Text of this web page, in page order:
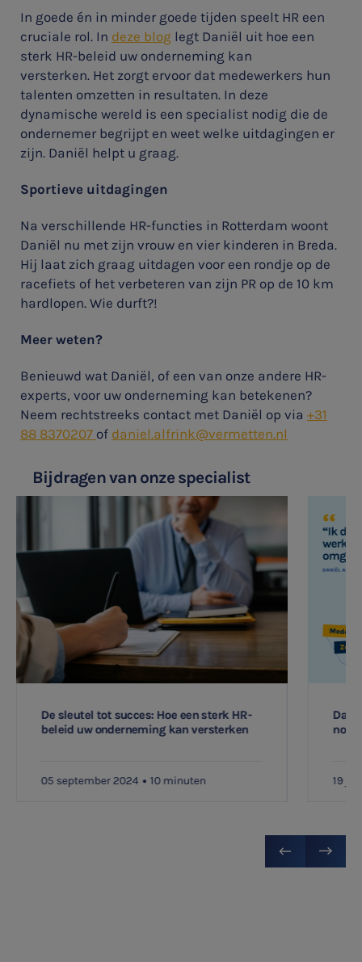
Stages
Accountancy
HR & Salaris
Audit
In goede én in minder goede tijden speelt HR een
cruciale rol. In deze blog legt Daniël uit hoe een
sterk HR-beleid uw onderneming kan
versterken. Het zorgt ervoor dat medewerkers hun
talenten omzetten in resultaten. In deze
dynamische wereld is een specialist nodig die de
ondernemer begrijpt en weet welke uitdagingen er
zijn. Daniël helpt u graag.
Sportieve uitdagingen
Na verschillende HR-functies in Rotterdam woont
Daniël nu met zijn vrouw en vier kinderen in Breda.
Hij laat zich graag uitdagen voor een rondje op de
racefiets of het verbeteren van zijn PR op de 10 km
hardlopen. Wie durft?!
Meer weten?
Benieuwd wat Daniël, of een van onze andere HR-
experts, voor uw onderneming kan betekenen?
Neem rechtstreeks contact met Daniël op via +31
88 8370207 of daniel.alfrink@vermetten.nl
Bijdragen van onze specialist
De sleutel tot succes: Hoe een sterk HR-
beleid uw onderneming kan versterken
05 september 2024 10 minuten 19